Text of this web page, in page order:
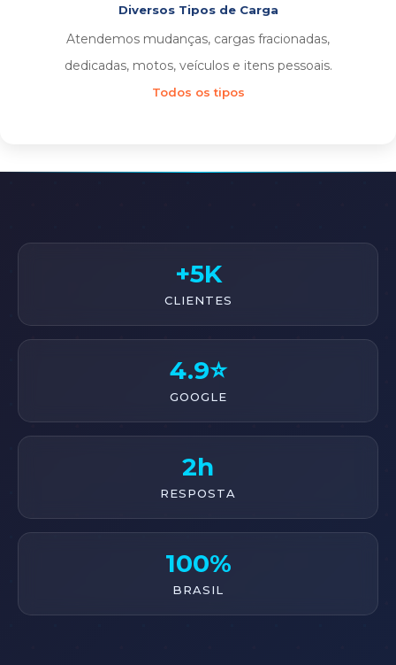
Diversos Tipos de Carga
Atendemos mudanças, cargas fracionadas,
dedicadas, motos, veículos e itens pessoais.
Todos os tipos
+5K
CLIENTES
4.9⭐
GOOGLE
2h
RESPOSTA
100%
BRASIL